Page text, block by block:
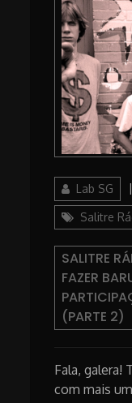
AuthorLab SG
Salitre
SALITRE
FAZER
(PARTE 2)
Fala, galera!
com mais